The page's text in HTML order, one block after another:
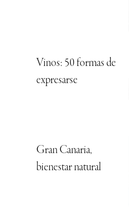
Vinos: 50 formas de
expresarse
Gran Canaria,
bienestar natural